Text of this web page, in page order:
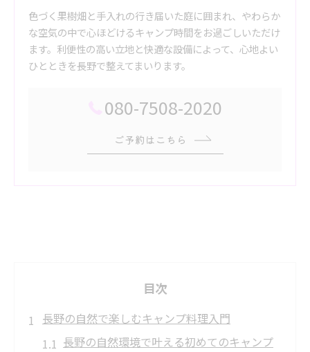
色づく果樹畑と手入れの行き届いた庭に囲まれ、やわらか
な空気の中で心ほどけるキャンプ時間をお過ごしいただけ
ます。利便性の高い立地と快適な設備によって、心地よい
ひとときを長野で整えてまいります。
080-7508-2020
ご予約はこちら
目次
長野の自然で楽しむキャンプ料理入門
長野の自然環境で叶える初めてのキャンプ